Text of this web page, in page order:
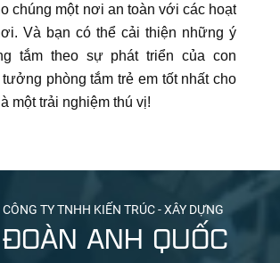
chúng một nơi an toàn với các hoạt
Và bạn có thể cải thiện những ý
tắm theo sự phát triển của con
phòng tắm trẻ em tốt nhất cho
một trải nghiệm thú vị!
CÔNG TY TNHH KIẾN TRÚC - XÂY DỰNG
ĐOÀN ANH QUỐC